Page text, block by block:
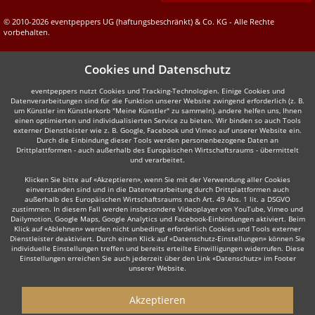
© 2010-2026 eventpeppers UG (haftungsbeschränkt) & Co. KG - Alle Rechte
vorbehalten.
Cookies und Datenschutz
eventpeppers nutzt Cookies und Tracking-Technologien. Einige Cookies und
Datenverarbeitungen sind für die Funktion unserer Website zwingend erforderlich (z. B.
um Künstler im Künstlerkorb "Meine Künstler" zu sammeln), andere helfen uns, Ihnen
einen optimierten und individualisierten Service zu bieten. Wir binden so auch Tools
externer Dienstleister wie z. B. Google, Facebook und Vimeo auf unserer Website ein.
Durch die Einbindung dieser Tools werden personenbezogene Daten an
Drittplattformen - auch außerhalb des Europäischen Wirtschaftsraums - übermittelt
und verarbeitet.
Klicken Sie bitte auf «Akzeptieren», wenn Sie mit der Verwendung aller Cookies
einverstanden sind und in die Datenverarbeitung durch Drittplattformen auch
außerhalb des Europäischen Wirtschaftsraums nach Art. 49 Abs. 1 lit. a DSGVO
zustimmen. In diesem Fall werden insbesondere Videoplayer von YouTube, Vimeo und
Dailymotion, Google Maps, Google Analytics und Facebook-Einbindungen aktiviert. Beim
Klick auf «Ablehnen» werden nicht unbedingt erforderlich Cookies und Tools externer
Dienstleister deaktiviert. Durch einen Klick auf «Datenschutz-Einstellungen» können Sie
individuelle Einstellungen treffen und bereits erteilte Einwilligungen widerrufen. Diese
Einstellungen erreichen Sie auch jederzeit über den Link «Datenschutz» im Footer
unserer Website.
Akzeptieren